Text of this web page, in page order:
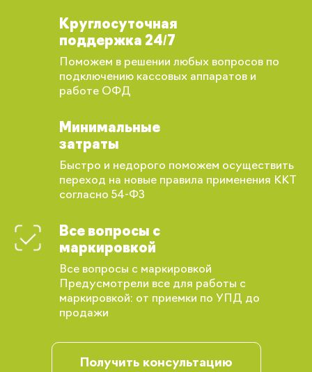
Круглосуточная
поддержка 24/7
Поможем в решении любых вопросов по
подключению кассовых аппаратов и
работе ОФД
Минимальные
затраты
Быстро и недорого поможем осуществить
переход на новые правила применения ККТ
согласно 54-ФЗ
Все вопросы с
маркировкой
Все вопросы с маркировкой
Предусмотрели все для работы с
маркировкой: от приемки по УПД до
продажи
Получить консультацию
Вы сможете отслеживать статус своих
рекомендации